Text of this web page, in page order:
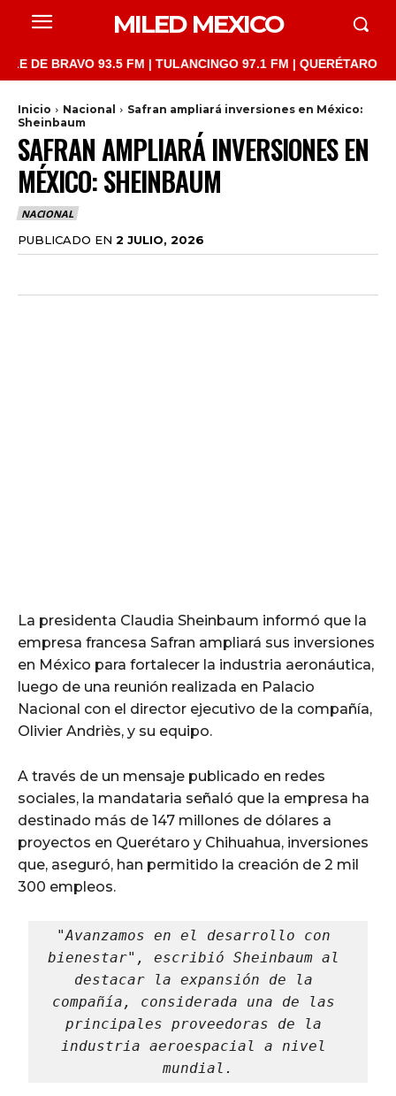
MILED MEXICO
BRAVO 93.5 FM | TULANCINGO 97.1 FM | QUERÉTARO
Inicio Nacional
Safran ampliará inversiones en México:
Sheinbaum
SAFRAN AMPLIARÁ INVERSIONES EN
MÉXICO: SHEINBAUM
NACIONAL
PUBLICADO EN 2 JULIO, 2026
La presidenta Claudia Sheinbaum informó que la
empresa francesa Safran ampliará sus inversiones
en México para fortalecer la industria aeronáutica,
luego de una reunión realizada en Palacio
Nacional con el director ejecutivo de la compañía,
Olivier Andriès, y su equipo.
A través de un mensaje publicado en redes
sociales, la mandataria señaló que la empresa ha
destinado más de 147 millones de dólares a
proyectos en Querétaro y Chihuahua, inversiones
que, aseguró, han permitido la creación de 2 mil
300 empleos.
"Avanzamos en el desarrollo con
bienestar", escribió Sheinbaum al
destacar la expansión de la
compañía, considerada una de las
principales proveedoras de la
industria aeroespacial a nivel
mundial.